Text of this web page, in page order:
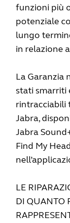
funzioni più
potenziale
lungo
in relazione
La Garanzia
stati smarriti
rintracciabili
Jabra,
Jabra
Find My
LE
DI QUANTO